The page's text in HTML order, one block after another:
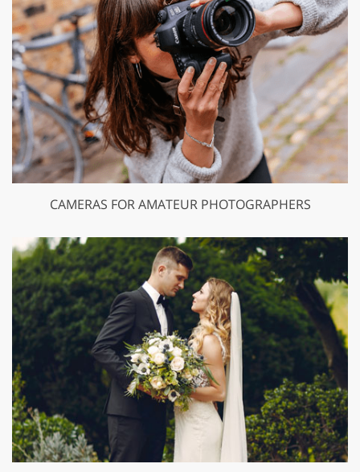
CAMERAS FOR AMATEUR PHOTOGRAPHERS